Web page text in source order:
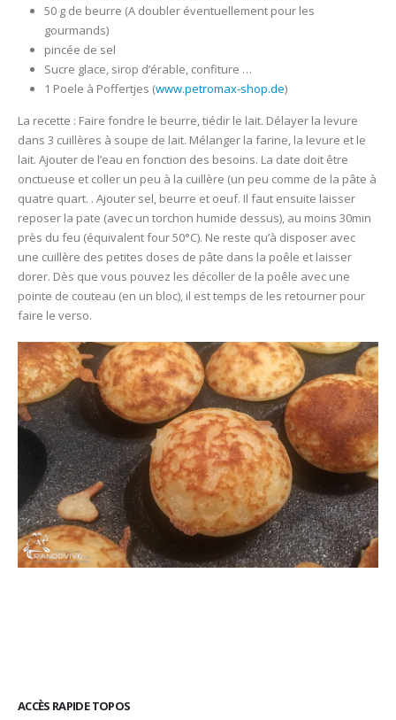
50 g de beurre (A doubler éventuellement pour les
gourmands)
pincée de sel
Sucre glace, sirop d’érable, confiture …
1 Poele à Poffertjes (www.petromax-shop.de)
La recette : Faire fondre le beurre, tiédir le lait. Délayer la levure
dans 3 cuillères à soupe de lait. Mélanger la farine, la levure et le
lait. Ajouter de l’eau en fonction des besoins. La date doit être
onctueuse et coller un peu à la cuillère (un peu comme de la pâte à
quatre quart. . Ajouter sel, beurre et oeuf. Il faut ensuite laisser
reposer la pate (avec un torchon humide dessus), au moins 30min
près du feu (équivalent four 50°C). Ne reste qu’à disposer avec
une cuillère des petites doses de pâte dans la poêle et laisser
dorer. Dès que vous pouvez les décoller de la poêle avec une
pointe de couteau (en un bloc), il est temps de les retourner pour
faire le verso.
ACCÈS RAPIDE TOPOS